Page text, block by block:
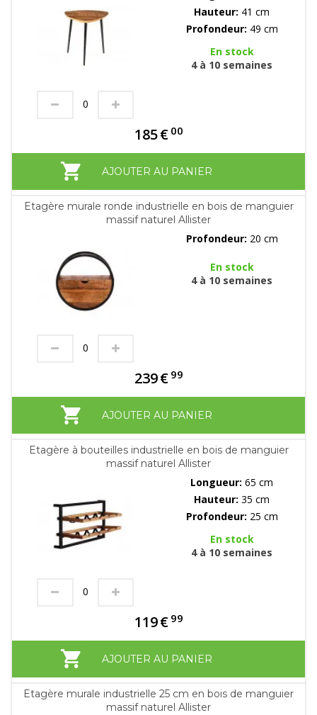
Hauteur: 41 cm
Profondeur: 49 cm
En stock
4 à 10 semaines
185€ 00
AJOUTER AU PANIER
Etagère murale ronde industrielle en bois de manguier
massif naturel Allister
Profondeur: 20 cm
En stock
4 à 10 semaines
239€ 99
AJOUTER AU PANIER
Etagère à bouteilles industrielle en bois de manguier
massif naturel Allister
Longueur: 65 cm
Hauteur: 35 cm
Profondeur: 25 cm
En stock
4 à 10 semaines
119€ 99
AJOUTER AU PANIER
Etagère murale industrielle 25 cm en bois de manguier
massif naturel Allister